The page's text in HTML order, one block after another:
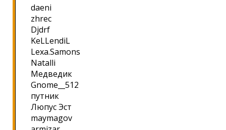
daeni
zhrec
Djdrf
KeLLendiL
Lexa.Samons
Natalli
Медведик
Gnome__512
путник
Люпус Эст
maymagov